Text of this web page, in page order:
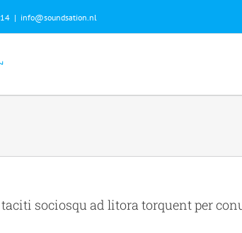
| info@soundsation.nl
sociosqu ad litora torquent per